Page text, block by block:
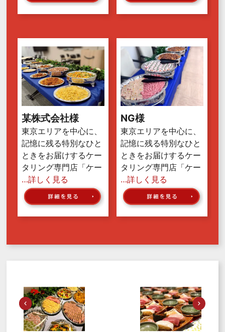
某株式会社様
東京エリアを中心に、
記憶に残る特別なひと
ときをお届けするケー
タリング専門店「ケー
…詳しく見る
NG様
東京エリアを中心に、
記憶に残る特別なひと
ときをお届けするケー
タリング専門店「ケー
…詳しく見る